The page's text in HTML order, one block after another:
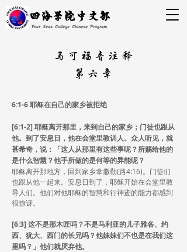
四海学院中文部
Four Seas College Chinese Program
马可福音注释
第六章​
6:1-6 耶稣在自己的家乡被拒绝
[6:1-2] 耶稣离开那里，来到自己的家乡；门徒也跟从
他。到了安息日，他在会堂里教训人。众人听见，就
甚希奇，说：「这人从那里有这些事呢？所赐给他的
是什么智慧？他手所做的是何等的异能呢？
耶稣离开那地方，回到家乡拿撒勒(路4:16)。门徒们
也跟从他一起来。安息日到了，耶稣开始在会堂里教
导人们。他们对他耶稣的智慧和行神迹的能力都感到
很惊讶。
[6:3] 这不是那木匠吗？不是马利亚的儿子雅各、约
西、犹大、西门的长兄吗？他妹妹们不也是在我们这
里吗？」他们就厌弃他。